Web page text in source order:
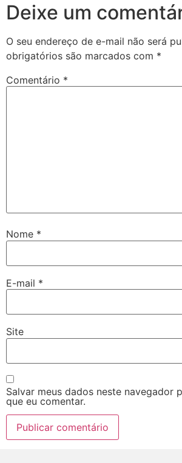
Deixe um
O seu endereço de e-mail não será
obrigatórios são marcados com *
Comentário *
Nome *
E-mail *
Site
Salvar meus dados neste navegador
que eu comentar.